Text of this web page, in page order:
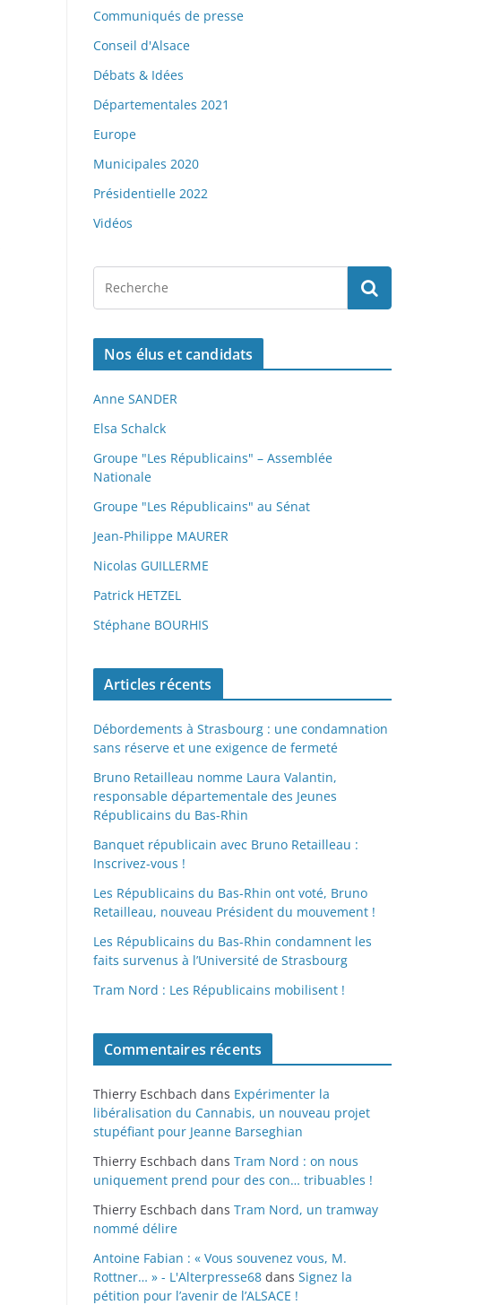
Communiqués de presse
Conseil d'Alsace
Débats & Idées
Départementales 2021
Europe
Municipales 2020
Présidentielle 2022
Vidéos
Nos élus et candidats
Anne SANDER
Elsa Schalck
Groupe "Les Républicains" – Assemblée
Nationale
Groupe "Les Républicains" au Sénat
Jean-Philippe MAURER
Nicolas GUILLERME
Patrick HETZEL
Stéphane BOURHIS
Articles récents
Débordements à Strasbourg : une condamnation
sans réserve et une exigence de fermeté
Bruno Retailleau nomme Laura Valantin,
responsable départementale des Jeunes
Républicains du Bas-Rhin
Banquet républicain avec Bruno Retailleau :
Inscrivez-vous !
Les Républicains du Bas-Rhin ont voté, Bruno
Retailleau, nouveau Président du mouvement !
Les Républicains du Bas-Rhin condamnent les
faits survenus à l’Université de Strasbourg
Tram Nord : Les Républicains mobilisent !
Commentaires récents
Thierry Eschbach dans Expérimenter la
libéralisation du Cannabis, un nouveau projet
stupéfiant pour Jeanne Barseghian
Thierry Eschbach dans Tram Nord : on nous
uniquement prend pour des con… tribuables !
Thierry Eschbach dans Tram Nord, un tramway
nommé délire
Antoine Fabian : « Vous souvenez vous, M.
Rottner… » - L'Alterpresse68 dans Signez la
pétition pour l’avenir de l’ALSACE !